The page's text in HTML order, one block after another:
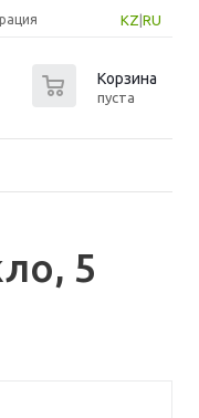
KZ RU
Корзина
пуста
5